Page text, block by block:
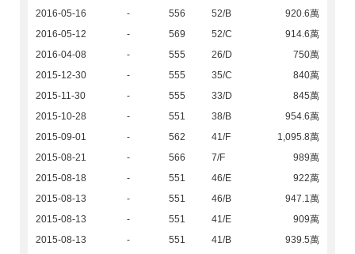
2016-05-16
- 556 52/B
920.6萬
2016-05-12
- 569 52/C
914.6萬
2016-04-08
- 555 26/D
750萬
2015-12-30
- 555 35/C
840萬
2015-11-30
- 555 33/D
845萬
2015-10-28
- 551 38/B
954.6萬
2015-09-01
- 562 41/F
1,095.8萬
2015-08-21
- 566 7/F
989萬
2015-08-18
- 551 46/E
922萬
2015-08-13
- 551 46/B
947.1萬
2015-08-13
- 551 41/E
909萬
2015-08-13
- 551 41/B 939.5萬